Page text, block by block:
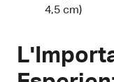
4,5 cm)